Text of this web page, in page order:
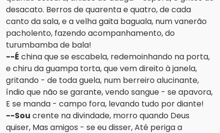
desacato. Berros de quarenta e quatro, de cada
canto da sala, e a velha gaita baguala, num vanerão
pacholento, fazendo acompanhamento, do
turumbamba de bala!
--É china que se escabela, redemoinhando na porta,
e chiru da guampa torta, que vem direito à janela,
gritando - de toda guela, num berreiro alucinante,
índio que não se garante, vendo sangue - se apavora,
E se manda - campo fora, levando tudo por diante!
--Sou crente na divindade, morro quando Deus
quiser, Mas amigos - se eu disser, Até periga a